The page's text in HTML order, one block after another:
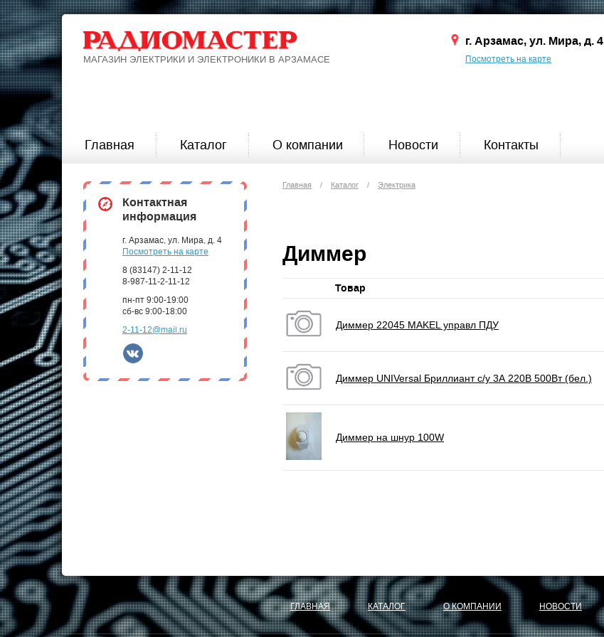
МАГАЗИН ЭЛЕКТРИКИ И ЭЛЕКТРОНИКИ В АРЗАМАСЕ
г. Арзамас, ул. Мира, д. 4
Посмотреть на карте
Главная Каталог О компании Новости Контакты
Контактная
информация
г. Арзамас, ул. Мира, д. 4
Посмотреть на карте
8 (83147) 2-11-12
8-987-11-2-11-12
пн-пт 9:00-19:00
сб-вс 9:00-18:00
2-11-12@mail.ru
Главная / Каталог / Электрика
Диммер
Товар
Диммер 22045 MAKEL управл ПДУ
Диммер UNIVersal Бриллиант с/у 3А 220В 500Вт (бел.)
Диммер на шнур 100W
ГЛАВНАЯ КАТАЛОГ О КОМПАНИИ НОВОСТИ